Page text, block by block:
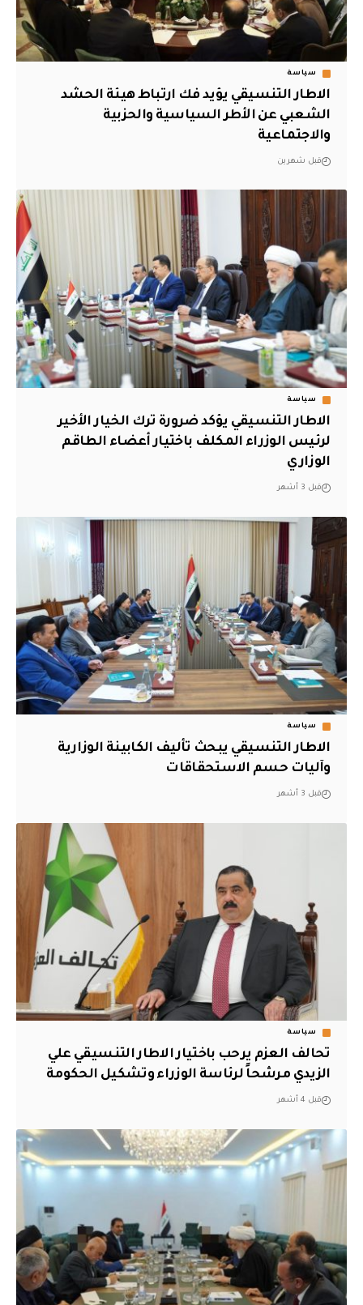
سياسة
الاطار التنسيقي يؤيد فك ارتباط هيئة الحشد
الشعبي عن الأطر السياسية والحزبية
والاجتماعية
قبل شهرين
سياسة
الاطار التنسيقي يؤكد ضرورة ترك الخيار الأخير
لرئيس الوزراء المكلف باختيار أعضاء الطاقم
الوزاري
قبل 3 أشهر
سياسة
الاطار التنسيقي يبحث تأليف الكابينة الوزارية
وآليات حسم الاستحقاقات
قبل 3 أشهر
سياسة
تحالف العزم يرحب باختيار الاطار التنسيقي علي
الزيدي مرشحاً لرئاسة الوزراء وتشكيل الحكومة
قبل 4 أشهر